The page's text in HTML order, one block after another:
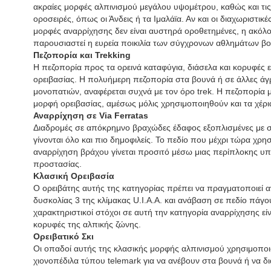
ακραίες μορφές αλπινισμού μεγάλου υψομέτρου, καθώς και
οροσειρές, όπως οι Άνδεις ή τα Ιμαλάϊα. Αν και οι
μορφές αναρρίχησης δεν είναι αυστηρά οροθετημένες, η
παρουσιαστεί η ευρεία ποικιλία των σύγχρονων αθλημάτων
Πεζοπορία και Trekking
Η πεζοπορία προς τα ορεινά καταφύγια, διάσελα και κορυφές
ορειβασίας. Η πολυήμερη πεζοπορία στα βουνά ή σε άλλες
μονοπατιών, αναφέρεται συχνά με τον όρο trek. Η πεζοπορία
μορφή ορειβασίας, αμέσως μόλις χρησιμοποιηθούν και τα
Αναρρίχηση σε Via Ferratas
Διαδρομές σε απόκρημνο βραχώδες έδαφος εξοπλισμένες με
γίνονται όλο και πιο δημοφιλείς. Το πεδίο που μέχρι τώρα
αναρρίχηση βράχου γίνεται προσιτό μέσω μιας περίπλοκης
προστασίας.
Κλασική Ορειβασία
Ο ορειβάτης αυτής της κατηγορίας πρέπει να
δυσκολίας 3 της κλίμακας U.I.A.A. και ανάβαση σε πεδίο
χαρακτηριστικοί στόχοι σε αυτή την κατηγορία αναρρίχησης
κορυφές της αλπικής ζώνης.
Ορειβατικό Σκι
Οι οπαδοί αυτής της κλασικής μορφής αλπινισμού
χιονοπέδιλα τύπου telemark για να ανέβουν στα βουνά ή να